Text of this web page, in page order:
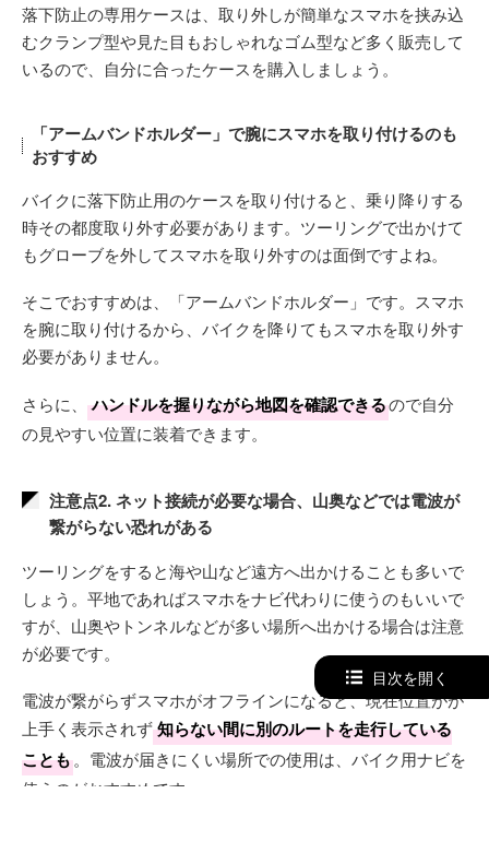
落下防止の専用ケースは、取り外しが簡単なスマホを挟み込
むクランプ型や見た目もおしゃれなゴム型など多く販売して
いるので、自分に合ったケースを購入しましょう。
「アームバンドホルダー」で腕にスマホを取り付けるのも
おすすめ
バイクに落下防止用のケースを取り付けると、乗り降りする
時その都度取り外す必要があります。ツーリングで出かけて
もグローブを外してスマホを取り外すのは面倒ですよね。
そこでおすすめは、「アームバンドホルダー」です。スマホ
を腕に取り付けるから、バイクを降りてもスマホを取り外す
必要がありません。
さらに、 ハンドルを握りながら地図を確認できるので自分
の見やすい位置に装着できます。
注意点2. ネット接続が必要な場合、山奥などでは電波が
繋がらない恐れがある
ツーリングをすると海や山など遠方へ出かけることも多いで
しょう。平地であればスマホをナビ代わりに使うのもいいで
すが、山奥やトンネルなどが多い場所へ出かける場合は注意
が必要です。
電波が繋がらずスマホがオフラインになると、現在位置がが
上手く表示されず知らない間に別のルートを走行している
ことも。電波が届きにくい場所での使用は、バイク用ナビを
使うのがおすすめです。
目次を開く